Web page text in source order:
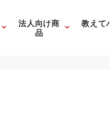
法人向け商
品
教えて